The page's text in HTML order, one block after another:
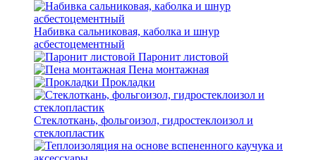
Набивка сальниковая, каболка и шнур
асбестоцементный
Паронит листовой
Пена монтажная
Прокладки
Стеклоткань, фольгоизол, гидростеклоизол и
стеклопластик